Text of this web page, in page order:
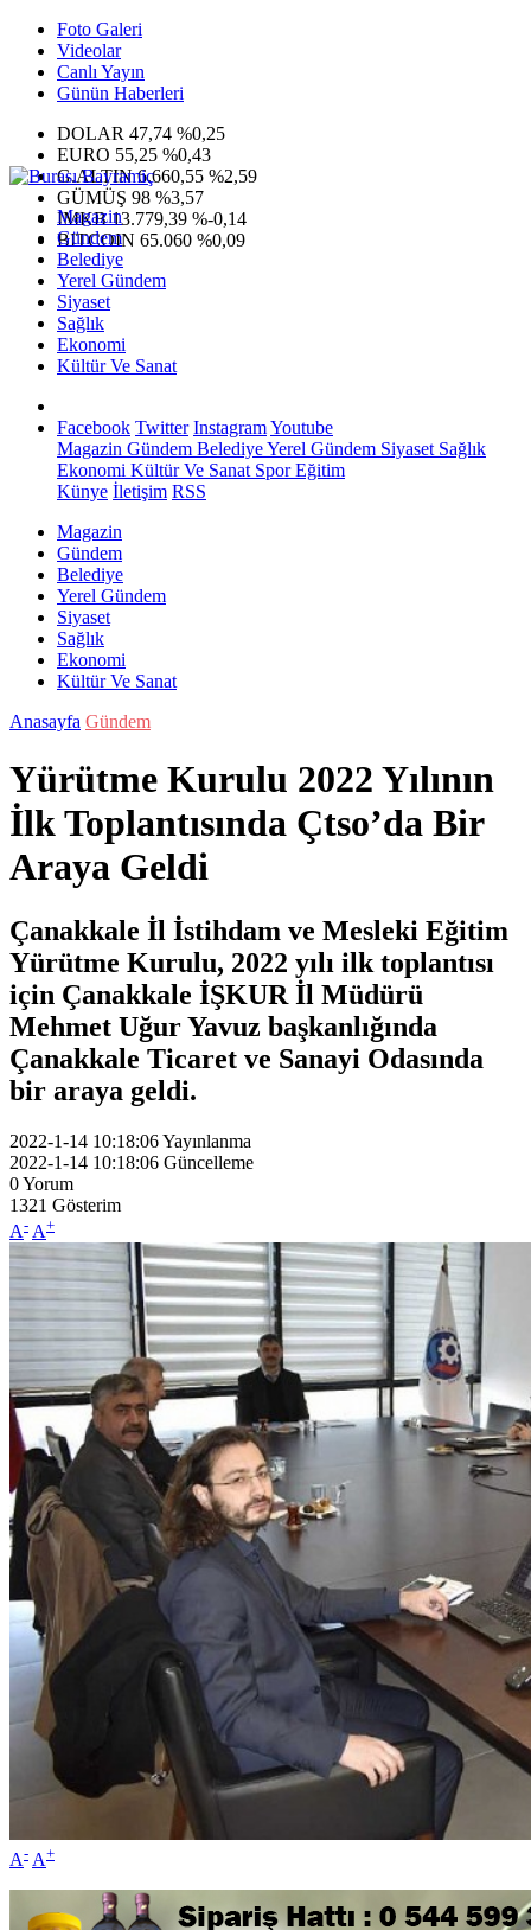
Foto Galeri
Videolar
Canlı Yayın
Günün Haberleri
DOLAR 47,74 %0,25
EURO 55,25 %0,43
G.ALTIN6.660,55 %2,59
GÜMÜŞ 98 %3,57
IMKB13.779,39 %-0,14
BITCOIN 65.060 %0,09
Magazin
Gündem
Belediye
Yerel Gündem
Siyaset
Sağlık
Ekonomi
Kültür Ve Sanat
Facebook Twitter InstagramYoutube
Magazin Gündem BelediyeYerel Gündem Siyaset Sağlık
Ekonomi Kültür Ve Sanat SporEğitim
Künye İletişim RSS
Magazin
Gündem
Belediye
Yerel Gündem
Siyaset
Sağlık
Ekonomi
Kültür Ve Sanat
Anasayfa Gündem
Yürütme Kurulu 2022 Yılının
İlk Toplantısında Çtso’da Bir
Araya Geldi
Çanakkale İl İstihdam ve Mesleki Eğitim
Yürütme Kurulu, 2022 yılı ilk toplantısı
için Çanakkale İŞKUR İl Müdürü
Mehmet Uğur Yavuz başkanlığında
Çanakkale Ticaret ve Sanayi Odasında
bir araya geldi.
2022-1-14 10:18:06Yayınlanma
2022-1-14 10:18:06 Güncelleme
0Yorum
1321 Gösterim
A- A+
A- A+